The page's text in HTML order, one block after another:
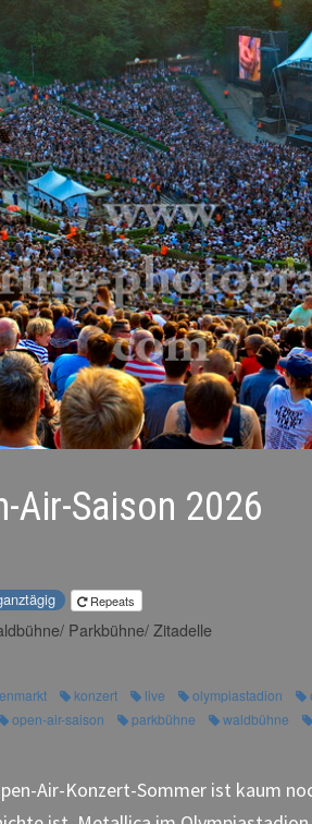
Air-Saison 2026
Repeats
Parkbühne/ Zitadelle
konzert live olympiastadion
open-air-saison parkbühne waldbühne
Air-Konzert-Sommer ist kaum